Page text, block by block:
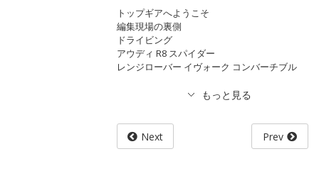
トップギアへようこそ
編集現場の裏側
ドライビング
アウディ R8 スパイダー
レンジローバー イヴォーク コンバーチブル
Next Prev